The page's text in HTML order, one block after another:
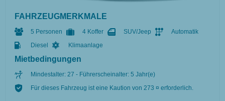
FAHRZEUGMERKMALE
5 Personen 4 Koffer SUV/Jeep
Automatik
Diesel
Klimaanlage
Mietbedingungen
Mindestalter: 27 - Führerscheinalter: 5 Jahr(e)
Für dieses Fahrzeug ist eine Kaution von 273 ¤ erforderlich.